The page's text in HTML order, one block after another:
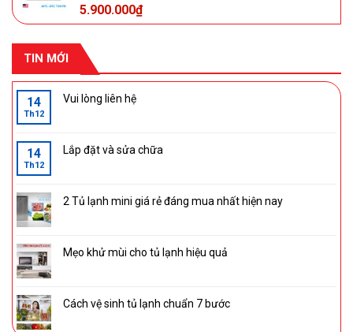
5.900.000₫
TIN MỚI
14
Th12
Vui lòng liên hệ
14
Th12
Lắp đặt và sửa chữa
2 Tủ lạnh mini giá rẻ đáng mua nhất hiện nay
Mẹo khử mùi cho tủ lạnh hiệu quả
Cách vệ sinh tủ lạnh chuẩn 7 bước